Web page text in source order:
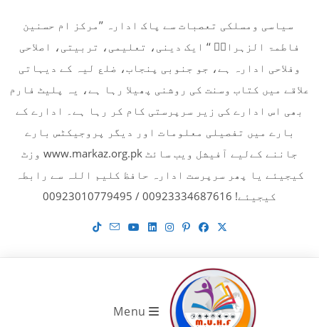
content
سیاسی ومسلکی تعصبات سے پاک ادارہ ’’مرکز ام حسنین
فاطمۃ الزہراءؓ ‘‘ ایک دینی، تعلیمی، تربیتی، اصلاحی
وفلاحی ادارہ ہے، جو جنوبی پنجاب، ضلع لیہ کے دیہاتی
علاقے میں کتاب وسنت کی روشنی پھیلا رہا ہے، یہ پلیٹ فارم
بھی اس ادارے کی زیر سرپرستی کام کر رہا ہے۔ ادارے کے
بارے میں تفصیلی معلومات اور دیگر پروجیکٹس بارے
جاننے کےلیے آفیشل ویب سائٹ www.markaz.org.pk وزٹ
کیجیئے یا پھر سرپرست ادارہ حافظ کلیم اللہ سے رابطہ
کیجیئے! 00923334687616 / 00923010779495
Menu